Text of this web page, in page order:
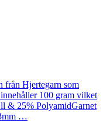
från Hjertegarn som
100 gram vilket
& 25% PolyamidGarnet
…